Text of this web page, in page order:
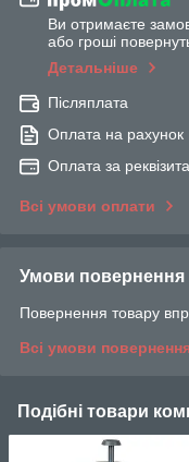
Ви отримаєте
або гроші
Детальніше
Післяплата
Оплата на рахунок
Оплата за
Всі умови оплати
Умови повернення
Повернення товару
Всі умови повернення
Подібні товари